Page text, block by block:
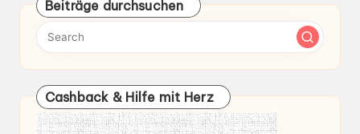
Beiträge durchsuchen
Cashback & Hilfe mit Herz